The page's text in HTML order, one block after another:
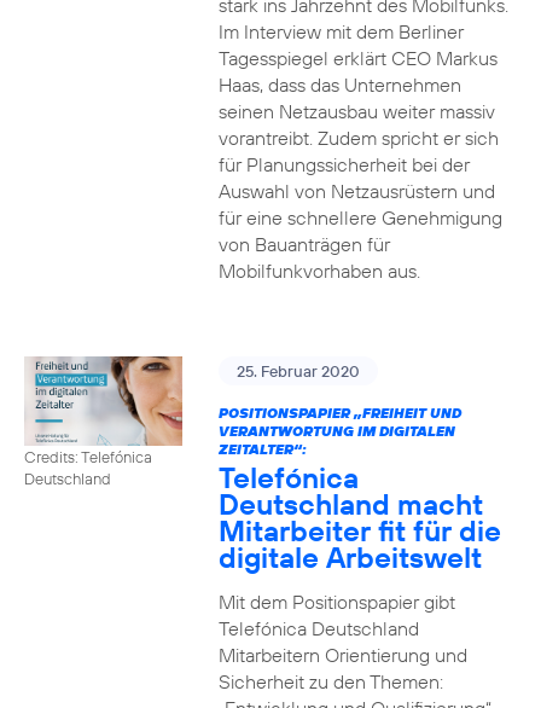
stark ins Jahrzehnt des Mobilfunks.
Im Interview mit dem Berliner
Tagesspiegel erklärt CEO Markus
Haas, dass das Unternehmen
seinen Netzausbau weiter massiv
vorantreibt. Zudem spricht er sich
für Planungssicherheit bei der
Auswahl von Netzausrüstern und
für eine schnellere Genehmigung
von Bauanträgen für
Mobilfunkvorhaben aus.
Credits: Telefónica
Deutschland
25. Februar 2020
POSITIONSPAPIER „FREIHEIT UND
VERANTWORTUNG IM DIGITALEN
ZEITALTER“:
Telefónica
Deutschland macht
Mitarbeiter fit für die
digitale Arbeitswelt
Mit dem Positionspapier gibt
Telefónica Deutschland
Mitarbeitern Orientierung und
Sicherheit zu den Themen: